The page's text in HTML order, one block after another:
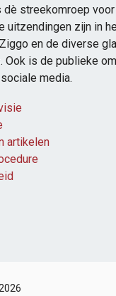
dè streekomroep
uitzendingen zijn in
en de diverse
Ook is de publieke
media.
artikelen